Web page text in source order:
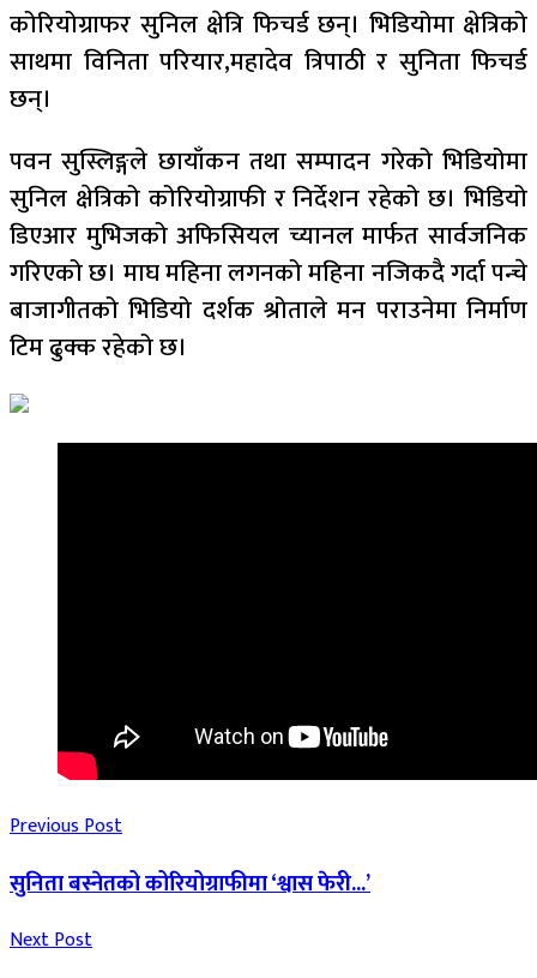
कोरियोग्राफर सुनिल क्षेत्रि फिचर्ड छन्। भिडियोमा क्षेत्रिको
साथमा विनिता परियार,महादेव त्रिपाठी र सुनिता फिचर्ड
छन्।
पवन सुस्लिङ्गले छायाँकन तथा सम्पादन गरेको भिडियोमा
सुनिल क्षेत्रिको कोरियोग्राफी र निर्देशन रहेको छ। भिडियो
डिएआर मुभिजको अफिसियल च्यानल मार्फत सार्वजनिक
गरिएको छ। माघ महिना लगनको महिना नजिकदै गर्दा पन्चे
बाजागीतको भिडियो दर्शक श्रोताले मन पराउनेमा निर्माण
टिम ढुक्क रहेको छ।
Previous Post
सुनिता बस्नेतको कोरियोग्राफीमा ‘श्वास फेरी...’
Next Post